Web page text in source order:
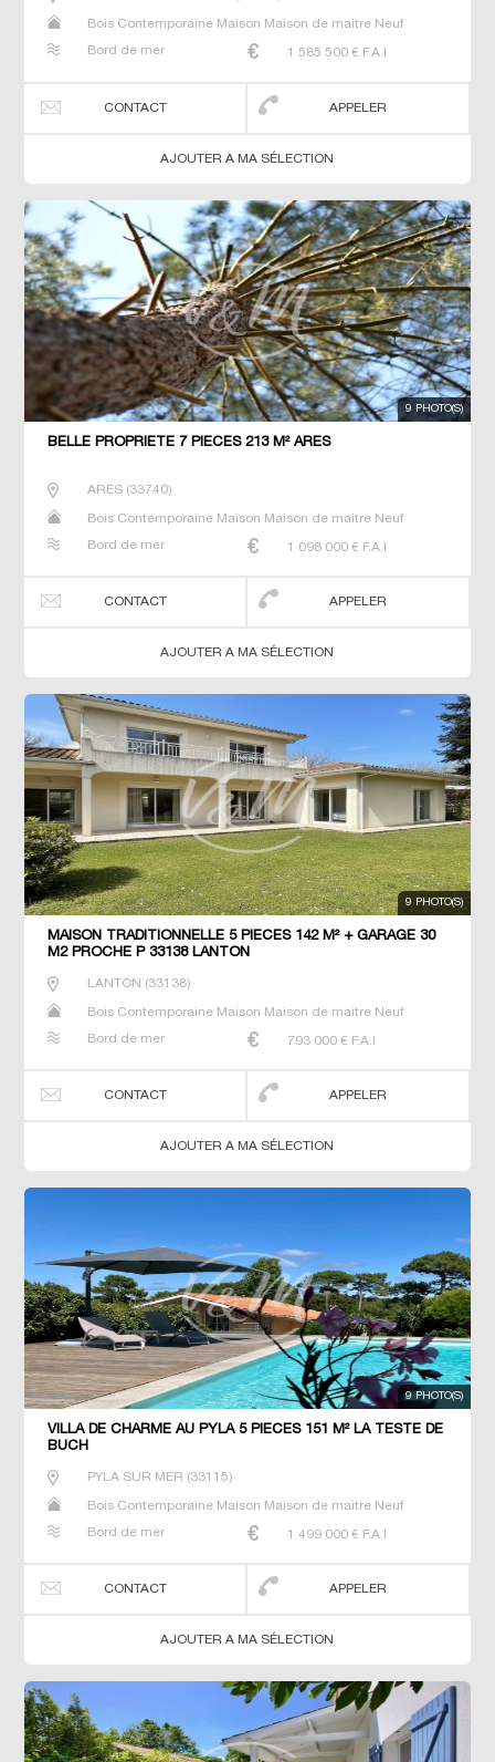
Bois Contemporaine Maison Maison de maitre Neuf
Bord de mer
1 585 500 € F.A.I
CONTACT APPELER
AJOUTER A MA SÉLECTION
9 PHOTO(S)
BELLE PROPRIETE 7 PIECES 213 M² ARES
ARES(33740)
Bois Contemporaine Maison Maison de maitre Neuf
Bord de mer
1 098 000 € F.A.I
CONTACT APPELER
AJOUTER A MA SÉLECTION
9 PHOTO(S)
MAISON TRADITIONNELLE 5 PIECES 142 M² + GARAGE 30
M2 PROCHE P 33138 LANTON
LANTON (33138)
Bois Contemporaine Maison Maison de maitre Neuf
Bord de mer
793 000 € F.A.I
CONTACT APPELER
AJOUTER A MA SÉLECTION
9 PHOTO(S)
VILLA DE CHARME AU PYLA 5 PIECES 151 M² LA TESTE DE
BUCH
PYLA SUR MER (33115)
Bois Contemporaine Maison Maison de maitre Neuf
Bord de mer
1 499 000 € F.A.I
CONTACT APPELER
AJOUTER A MA SÉLECTION